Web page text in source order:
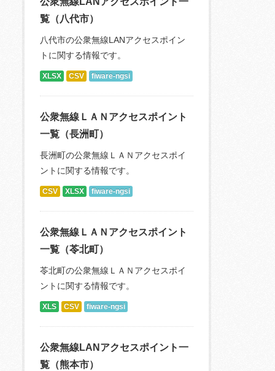
覧（八代市）
八代市の公衆無線LANアクセスポイン
トに関する情報です。
XLSX CSV fiware-ngsi
公衆無線ＬＡＮアクセスポイント
一覧（長洲町）
長洲町の公衆無線ＬＡＮアクセスポイ
ントに関する情報です。
CSV XLSX fiware-ngsi
公衆無線ＬＡＮアクセスポイント
一覧（苓北町）
苓北町の公衆無線ＬＡＮアクセスポイ
ントに関する情報です。
XLS CSV fiware-ngsi
公衆無線LANアクセスポイント一
覧（熊本市）